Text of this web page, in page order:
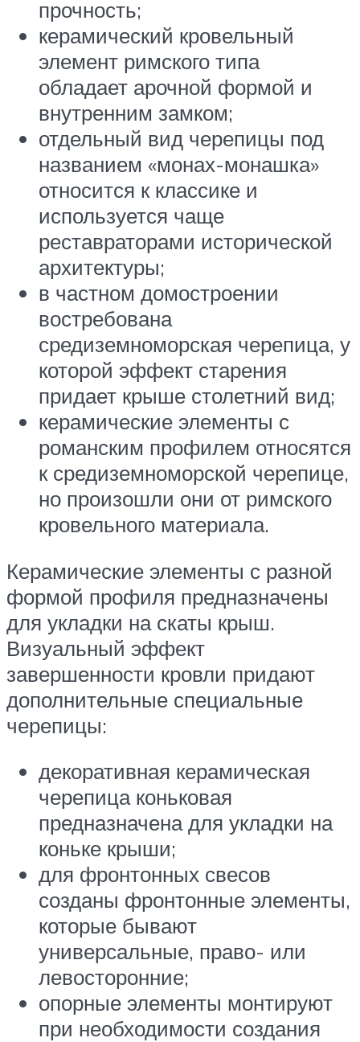
прочность;
керамический кровельный
элемент римского типа
обладает арочной формой и
внутренним замком;
отдельный вид черепицы под
названием «монах-монашка»
относится к классике и
используется чаще
реставраторами исторической
архитектуры;
в частном домостроении
востребована
средиземноморская черепица, у
которой эффект старения
придает крыше столетний вид;
керамические элементы с
романским профилем относятся
к средиземноморской черепице,
но произошли они от римского
кровельного материала.
Керамические элементы с разной
формой профиля предназначены
для укладки на скаты крыш.
Визуальный эффект
завершенности кровли придают
дополнительные специальные
черепицы:
декоративная керамическая
черепица коньковая
предназначена для укладки на
коньке крыши;
для фронтонных свесов
созданы фронтонные элементы,
которые бывают
универсальные, право- или
левосторонние;
опорные элементы монтируют
при необходимости создания